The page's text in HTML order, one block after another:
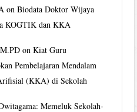
onBiodata Doktor Wijaya
KOGTIK dan KKA
onKiat Guru
Pembelajaran Mendalam
(KKA) di Sekolah
Memeluk Sekolah-